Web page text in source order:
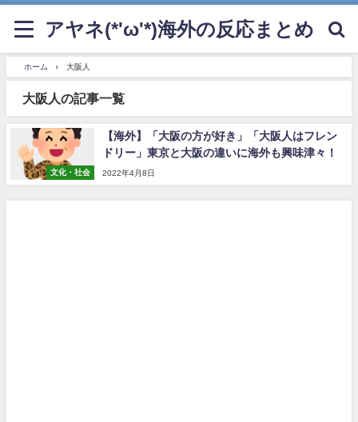
アヤネ(*'ω'*)海外の反応まとめ
ホーム 大阪人
大阪人の記事一覧
文化・社会
【海外】「大阪の方が好き」「大阪人はフレン
ドリー」東京と大阪の違いに海外も興味津々！
2022年4月8日